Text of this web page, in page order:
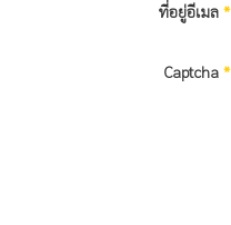
ที่อยู่อีเมล*
Captcha*